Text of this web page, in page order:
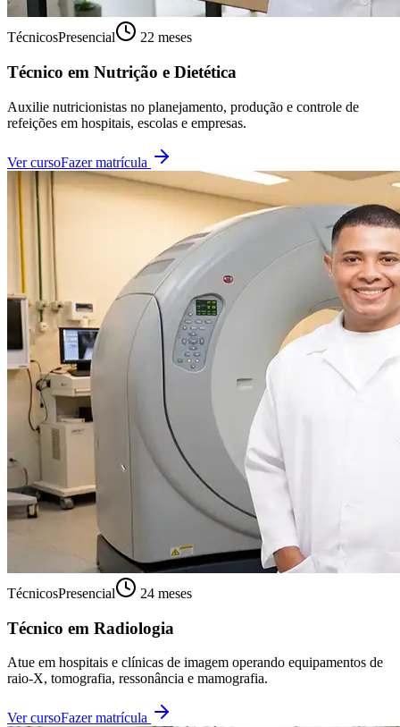
TécnicosPresencial 22 meses
Técnico em Nutrição e Dietética
Auxilie nutricionistas no planejamento, produção e controle de
refeições em hospitais, escolas e empresas.
Ver cursoFazer matrícula
TécnicosPresencial 24 meses
Técnico em Radiologia
Atue em hospitais e clínicas de imagem operando equipamentos de
raio-X, tomografia, ressonância e mamografia.
Ver cursoFazer matrícula